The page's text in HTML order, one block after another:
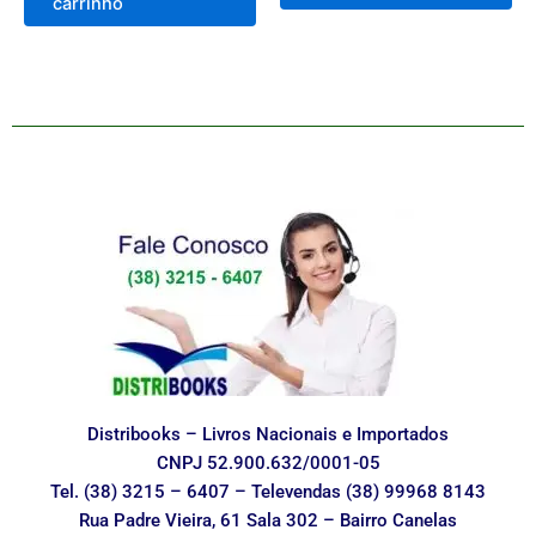
Distribooks – Livros Nacionais e Importados
CNPJ 52.900.632/0001-05
Tel. (38) 3215 – 6407 – Televendas (38) 99968 8143
Rua Padre Vieira, 61 Sala 302 – Bairro Canelas